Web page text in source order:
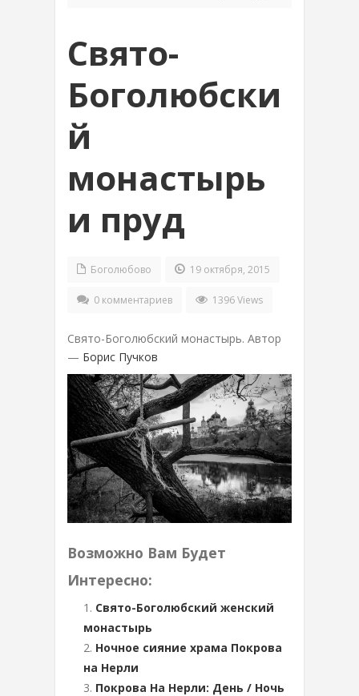
Свято-
Боголюбски
й
монастырь
и пруд
Боголюбово 19 октября, 2015
0 комментариев 1396 Views
Свято-Боголюбский монастырь. Автор
— Борис Пучков
Возможно Вам Будет
Интересно:
Свято-Боголюбский женский
монастырь
Ночное сияние храма Покрова
на Нерли
Покрова На Нерли: День / Ночь